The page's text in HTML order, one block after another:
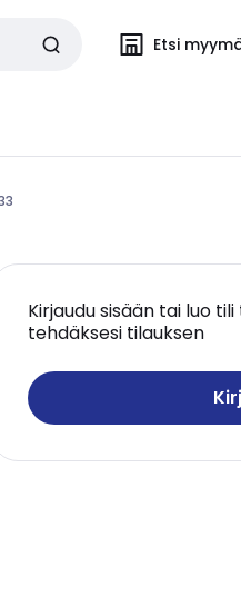
Etsi
Kirjaudu sisään tai luo
tehdäksesi tilauksen